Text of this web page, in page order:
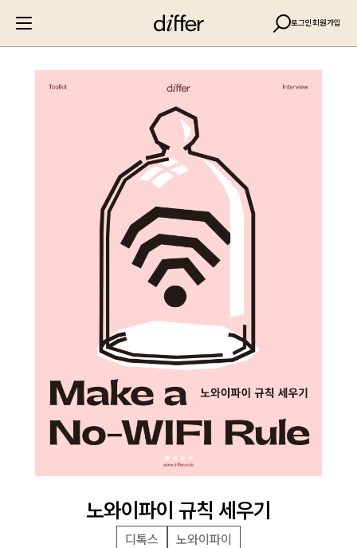
로그인회원가입
노와이파이 규칙 세우기
디톡스 노와이파이